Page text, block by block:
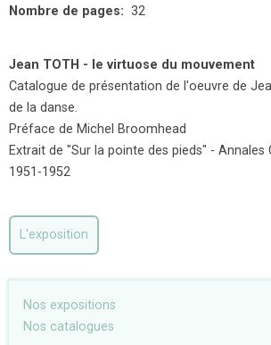
Nombre de pages 32
Jean TOTH - le virtuose du mouvement
Catalogue de présentation de l'oeuvre de
de la danse.
Préface de Michel Broomhead
Extrait de "Sur la pointe des pieds" - Annales
1951-1952
L'exposition
Nos expositions
Nos catalogues